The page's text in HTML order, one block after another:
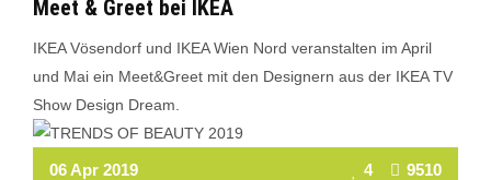
Meet & Greet bei IKEA
IKEA Vösendorf und IKEA Wien Nord veranstalten im April
und Mai ein Meet&Greet mit den Designern aus der IKEA TV
Show Design Dream.
Read More
06 Apr 2019 4 9510